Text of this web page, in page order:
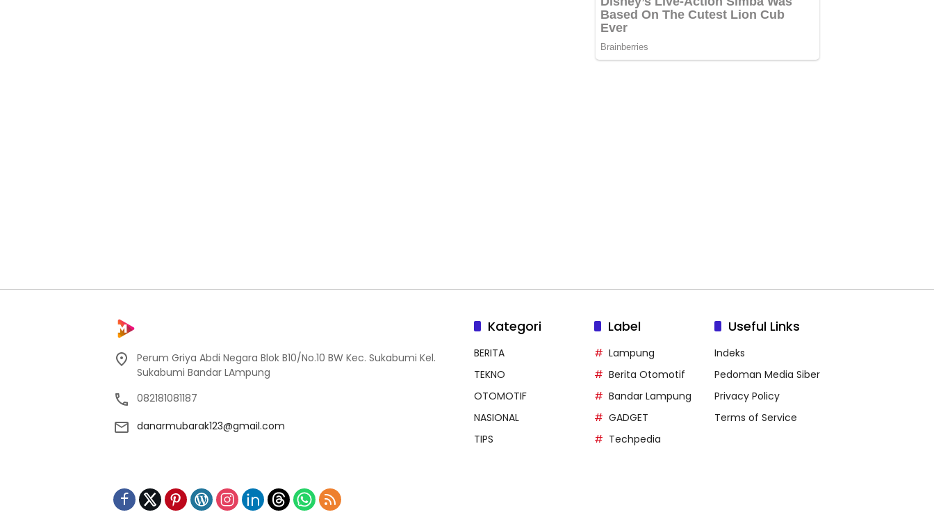
Perum Griya Abdi Negara Blok B10/No.10 BW Kec. Sukabumi Kel.
Sukabumi Bandar LAmpung
082181081187
danarmubarak123@gmail.com
Kategori
BERITA
TEKNO
OTOMOTIF
NASIONAL
TIPS
Label
Lampung
Berita Otomotif
Bandar Lampung
GADGET
Techpedia
Useful Links
Indeks
Pedoman Media Siber
Privacy Policy
Terms of Service